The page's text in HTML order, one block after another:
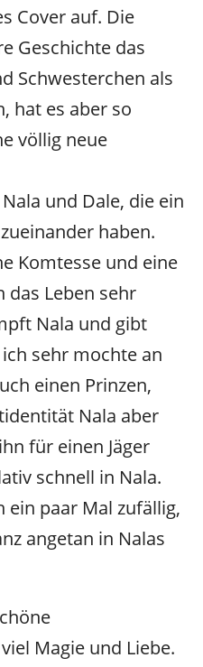
Cover auf. Die
Geschichte das
Schwesterchen als
hat es aber so
völlig neue
und Dale, die ein
haben.
Komtesse und eine
das Leben sehr
Nala und gibt
sehr mochte an
einen Prinzen,
Nala aber
für einen Jäger
schnell in Nala.
ein paar Mal zufällig,
angetan in Nalas
Magie und Liebe.